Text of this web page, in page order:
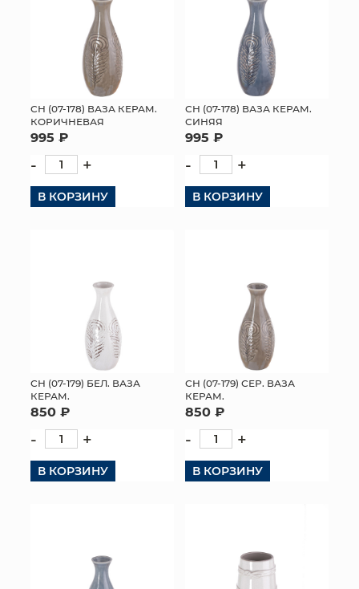
СН (07-178) ВАЗА КЕРАМ.
КОРИЧНЕВАЯ
995 ₽
- +
В КОРЗИНУ
СН (07-178) ВАЗА КЕРАМ.
СИНЯЯ
995 ₽
- +
В КОРЗИНУ
СН (07-179) БЕЛ. ВАЗА
КЕРАМ.
850 ₽
- +
В КОРЗИНУ
СН (07-179) СЕР. ВАЗА
КЕРАМ.
850 ₽
- +
В КОРЗИНУ